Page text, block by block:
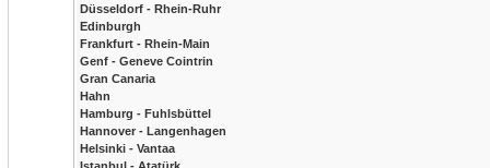
Düsseldorf - Rhein-Ruhr
Edinburgh
Frankfurt - Rhein-Main
Genf - Geneve Cointrin
Gran Canaria
Hahn
Hamburg - Fuhlsbüttel
Hannover - Langenhagen
Helsinki - Vantaa